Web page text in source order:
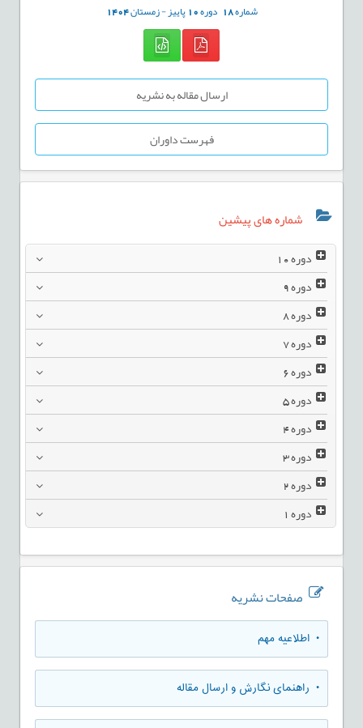
شماره18 دوره10پاییز - زمستان1404
ارسال مقاله به نشریه
فهرست داوران
شماره های پیشین
دوره10
دوره9
دوره8
دوره7
دوره6
دوره5
دوره4
دوره3
دوره2
دوره1
صفحات نشریه
• اطلاعیه مهم
• راهنمای نگارش و ارسال مقاله